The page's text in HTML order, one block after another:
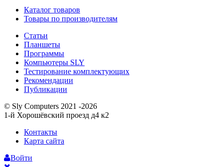
Каталог товаров
Товары по производителям
Статьи
Планшеты
Программы
Компьютеры SLY
Тестирование комплектующих
Рекомендации
Публикации
© Sly Computers 2021 -2026
1-й Хорошёвский проезд д4 к2
Контакты
Карта сайта
Войти